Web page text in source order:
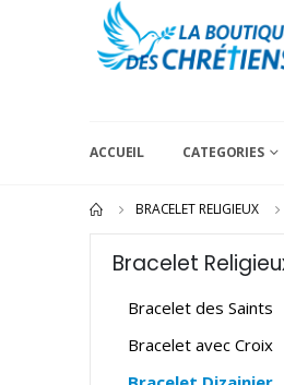
ACCUEIL CATEGORIES
BRACELET RELIGIEUX
Bracelet
Bracelet des Saints
Bracelet avec Croix